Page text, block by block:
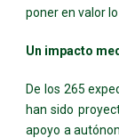
poner en valor
Un impacto
De los 265
han sido
apoyo a